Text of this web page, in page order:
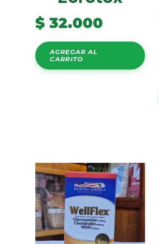
$ 32.000
AGREGAR AL
CARRITO